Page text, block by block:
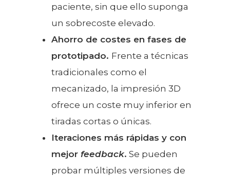
paciente, sin que ello suponga
un sobrecoste elevado.
Ahorro de costes en fases de
prototipado. Frente a técnicas
tradicionales como el
mecanizado, la impresión 3D
ofrece un coste muy inferior en
tiradas cortas o únicas.
Iteraciones más rápidas y con
mejor feedback. Se pueden
probar múltiples versiones de